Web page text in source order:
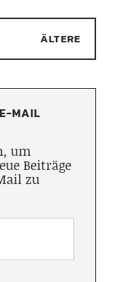
ÄLTERE
MAIL
um
Beiträge
zu